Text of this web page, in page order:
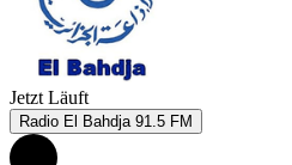
Jetzt Läuft
Radio El Bahdja 91.5 FM